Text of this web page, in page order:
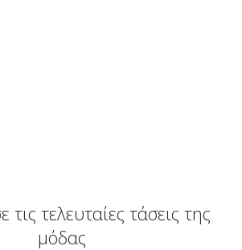
τελευταίες τάσεις της
μόδας